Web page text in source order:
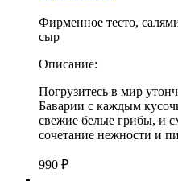
Фирменное тесто,
сыр
Описание:
Погрузитесь в мир
Баварии с каждым
свежие белые грибы, и
сочетание нежности и
990 ₽